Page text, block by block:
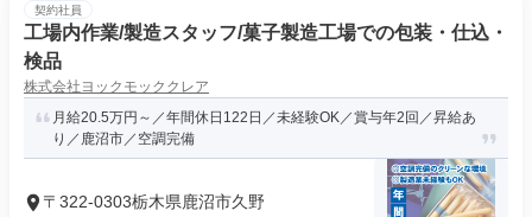
契約社員
工場内作業/製造スタッフ/菓子製造工場での包装・仕込・
検品
株式会社ヨックモッククレア
月給20.5万円～／年間休日122日／未経験OK／賞与年2回／昇給あ
り／鹿沼市／空調完備
〒322-0303栃木県鹿沼市久野